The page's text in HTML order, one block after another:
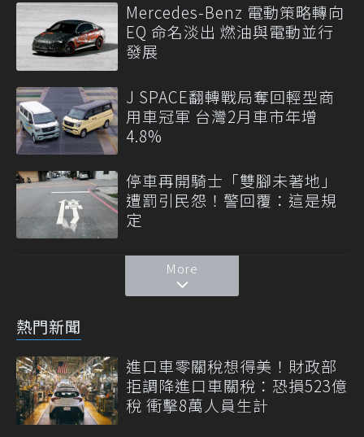
Mercedes-Benz 電動策略轉向
EQ 命名淡出 燃油與電動並行
發展
J SPACE翻轉戰局奪回輕型商
用車冠軍 台灣2月車市年增
4.8%
停車再開騎士「雙腳未著地」
遭罰引民怨！警回覆：這是規
定
More
熱門新聞
進口車零關稅想得美！財政部
拒調降進口車關稅：恐損523億
稅 衝擊8萬人員生計